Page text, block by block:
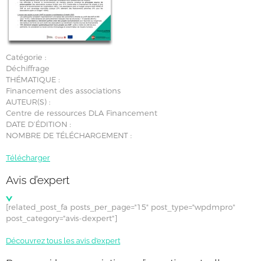
Catégorie :
Déchiffrage
THÉMATIQUE :
Financement des associations
AUTEUR(S) :
Centre de ressources DLA Financement
DATE D’ÉDITION :
NOMBRE DE TÉLÉCHARGEMENT :
Télécharger
Avis d’expert
[related_post_fa posts_per_page="15" post_type="wpdmpro"
post_category="avis-dexpert"]
Découvrez tous les avis d’expert